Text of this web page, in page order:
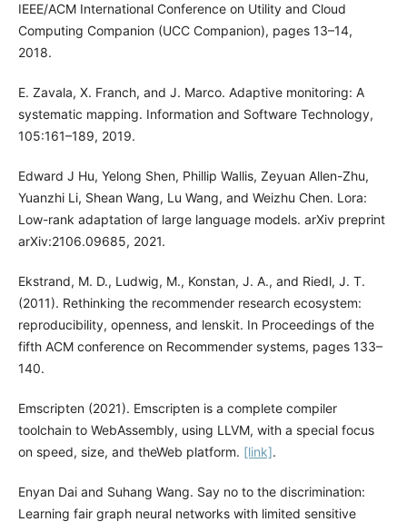
IEEE/ACM International Conference on Utility and Cloud
Computing Companion (UCC Companion), pages 13–14,
2018.
E. Zavala, X. Franch, and J. Marco. Adaptive monitoring: A
systematic mapping. Information and Software Technology,
105:161–189, 2019.
Edward J Hu, Yelong Shen, Phillip Wallis, Zeyuan Allen-Zhu,
Yuanzhi Li, Shean Wang, Lu Wang, and Weizhu Chen. Lora:
Low-rank adaptation of large language models. arXiv preprint
arXiv:2106.09685, 2021.
Ekstrand, M. D., Ludwig, M., Konstan, J. A., and Riedl, J. T.
(2011). Rethinking the recommender research ecosystem:
reproducibility, openness, and lenskit. In Proceedings of the
fifth ACM conference on Recommender systems, pages 133–
140.
Emscripten (2021). Emscripten is a complete compiler
toolchain to WebAssembly, using LLVM, with a special focus
on speed, size, and theWeb platform. [link] .
Enyan Dai and Suhang Wang. Say no to the discrimination:
Learning fair graph neural networks with limited sensitive